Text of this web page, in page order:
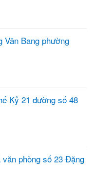
Văn Bang phường
Kỷ 21 đường số 48
phòng số 23 Đặng